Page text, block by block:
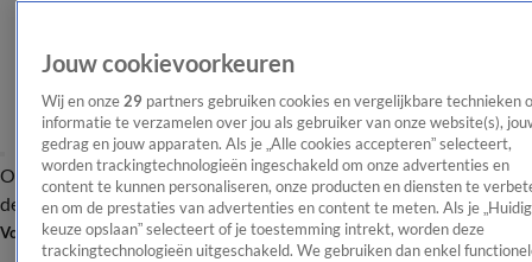
OverzichtAfleveringen Entertainment TV Algemeen
Tip
de redactieNieuwsbrief
Volg Shownieuws
Jouw cookievoorkeuren
Wij en onze 29 partners gebruiken cookies en vergelijkbare technieken
informatie te verzamelen over jou als gebruiker van onze website(s),
gedrag en jouw apparaten. Als je „Alle cookies accepteren” selecteert,
worden trackingtechnologieën ingeschakeld om onze advertenties en
content te kunnen personaliseren, onze producten en diensten te
en om de prestaties van advertenties en content te meten. Als je
keuze opslaan” selecteert of je toestemming intrekt, worden deze
trackingtechnologieën uitgeschakeld. We gebruiken dan enkel